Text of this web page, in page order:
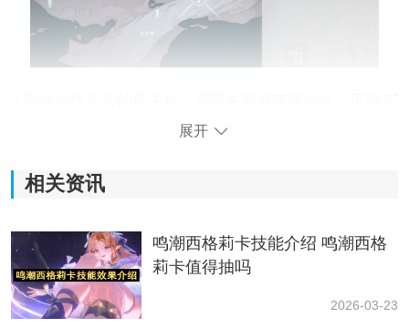
，正确答
展开
相关资讯
鸣潮西格莉卡技能介绍 鸣潮西格
莉卡值得抽吗
2026-03-23